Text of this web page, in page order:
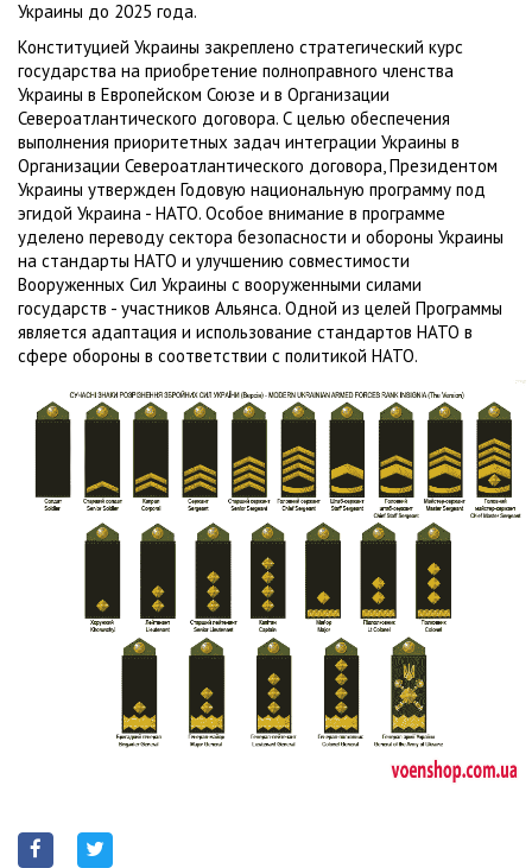
Украины до 2025 года.
Конституцией Украины закреплено стратегический курс
государства на приобретение полноправного членства
Украины в Европейском Союзе и в Организации
Североатлантического договора. С целью обеспечения
выполнения приоритетных задач интеграции Украины в
Организации Североатлантического договора, Президентом
Украины утвержден Годовую национальную программу под
эгидой Украина - НАТО. Особое внимание в программе
уделено переводу сектора безопасности и обороны Украины
на стандарты НАТО и улучшению совместимости
Вооруженных Сил Украины с вооруженными силами
государств - участников Альянса. Одной из целей Программы
является адаптация и использование стандартов НАТО в
сфере обороны в соответствии с политикой НАТО.